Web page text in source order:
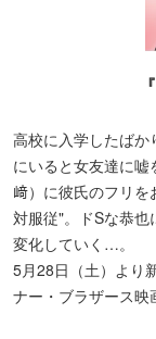
高校に入学したば
にいると女友達に
﨑）に彼氏のフリ
対服従"。ドSな恭
変化していく…。
5月28日（土）より
ナー・ブラザース映